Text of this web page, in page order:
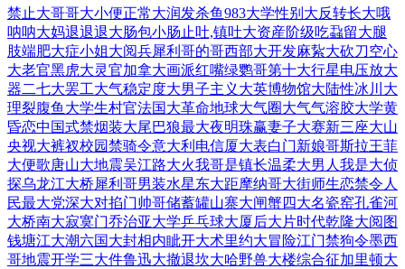
禁止大哥哥大小便正常大润发杀鱼983大学性别大反转长大哦
呐呐大妈退退退大肠包小肠 止吐,镇吐大资産阶级吃蝨留大腿
肢端肥大症小姐大阅兵犀利哥的哥西部大开发麻紥大砍刀空心
大老官黑虎大灵官加拿大画派红嘴绿鹦哥第十大行星电压放大
器二七大罢工大气稳定度大男子主义 大英博物馆大陆性冰川 大
理裂腹鱼 大学生村官法国大革命地球大气圈大气气溶胶大学黄
昏恋中国式禁烟装大尾巴狼最大夜明珠赢妻子大赛新三座大山
央视大裤衩校园禁骑令意大利电信厦大表白门新娘哥斯拉王菲
大便歌唐山大地震吴江路大火我哥是镇长温柔大男人 我是大侦
探乌龙江大桥犀利哥男装水星东大距摩纳哥大街师生恋禁令 人
民最大党深大对掐门帅哥储蓄罐山寨大闸蟹四大名瓷窑孔雀河
大桥南大寂寞门乔治亚大学乒乓球大厦后大片时代乾隆大阅图
钱塘江大潮六国大封相内眦开大术里约大冒险江门禁狗令墨西
哥地震开学三大件鲁迅大撤退坎大哈野兽大楼综合征加里顿大